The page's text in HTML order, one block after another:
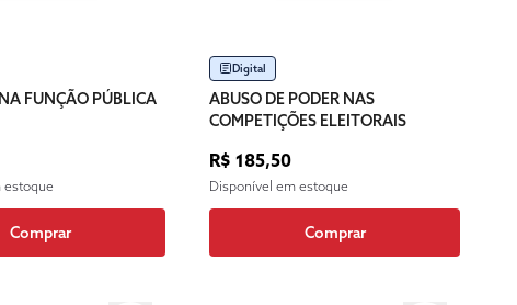
FUNÇÃO PÚBLICA
estoque
Comprar
Digital
ABUSO DE PODER NAS
COMPETIÇÕES ELEITORAIS
R$ 185,50
Disponível em estoque
Comprar